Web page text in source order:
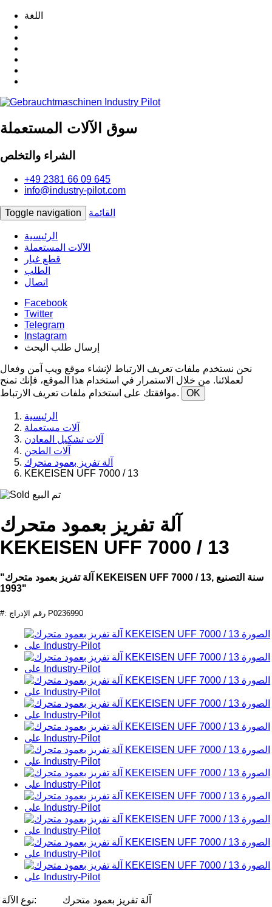
اللغة
سوق الآلات المستعملة
الشراء والتخلص
+49 2381 66 09 645
info@industry-pilot.com
Toggle navigation القائمة
الرئيسية
الآلات المستعملة
قطع غيار
الطلب
اتصال
Facebook
Twitter
Telegram
Instagram
إرسال طلب البحث
نحن نستخدم ملفات تعريف الارتباط لإنشاء موقع ويب آمن وفعال
لعملائنا. من خلال الاستمرار في استخدام هذا الموقع، فإنك تمنح
موافقتك على استخدام ملفات تعريف الارتباط.
OK
الرئيسية
آلات مستعملة
آلات تشكيل المعادن
آلات الطحن
آلة تفريز بعمود متحرك
KEKEISEN UFF 7000 / 13
تم البيع
آلة تفريز بعمود متحرك
KEKEISEN UFF 7000 / 13
"آلة تفريز بعمود متحرك KEKEISEN UFF 7000 / 13, سنة التصنيع
1993"
#: رقم الإدراج P0236990
نوع الآلة:
آلة تفريز بعمود متحرك